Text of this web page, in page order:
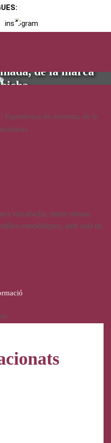
instagram
de la marca
/ Espardenya de mainada, de la
vulcabicha, minie mouse,
ortopèdiques, amb sola de